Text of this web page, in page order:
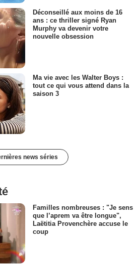
Déconseillé aux moins de 16
ans : ce thriller signé Ryan
Murphy va devenir votre
nouvelle obsession
Ma vie avec les Walter Boys :
tout ce qui vous attend dans la
saison 3
news séries
Familles nombreuses : "Je sens
que l’aprem va être longue",
Laëtitia Provenchère accuse le
coup